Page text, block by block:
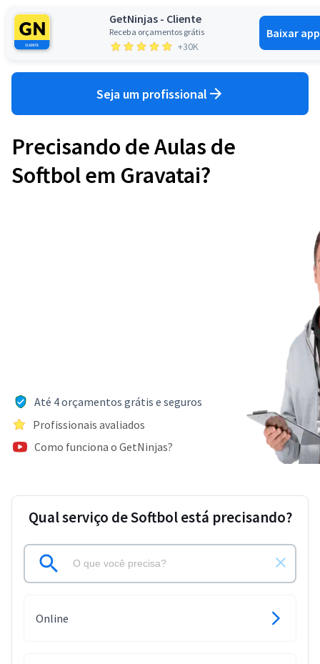
GetNinjas - Cliente
Receba orçamentos grátis
+30K
Baixar app
Seja um profissional
Precisando de Aulas de
Softbol em Gravatai?
Até 4 orçamentos grátis e seguros
Profissionais avaliados
Como funciona o GetNinjas?
Qual serviço de Softbol está precisando?
Online